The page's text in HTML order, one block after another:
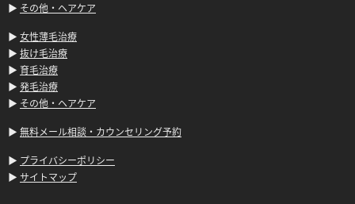
▶ その他・ヘアケア
▶ 女性薄毛治療
▶ 抜け毛治療
▶ 育毛治療
▶ 発毛治療
▶ その他・ヘアケア
▶ 無料メール相談・カウンセリング予約
▶ プライバシーポリシー
▶ サイトマップ